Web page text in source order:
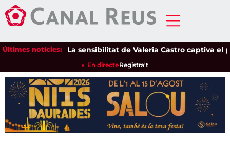
Últimes notícies:La sensibilitat de Valeria Castro captiva el
En directeRegistra't